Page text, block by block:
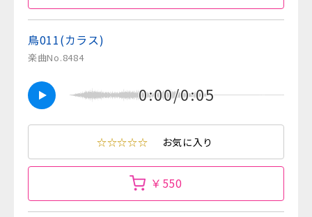
鳥011(カラス)
楽曲No.8484
0:00/0:05
☆☆☆☆☆ お気に入り
￥550